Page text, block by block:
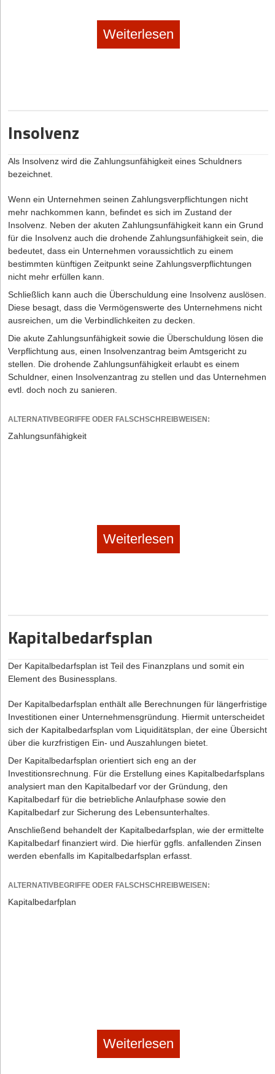
Weiterlesen
Insolvenz
Als Insolvenz wird die Zahlungsunfähigkeit eines Schuldners
bezeichnet.
Wenn ein Unternehmen seinen Zahlungsverpflichtungen nicht
mehr nachkommen kann, befindet es sich im Zustand der
Insolvenz. Neben der akuten Zahlungsunfähigkeit kann ein Grund
für die Insolvenz auch die drohende Zahlungsunfähigkeit sein, die
bedeutet, dass ein Unternehmen voraussichtlich zu einem
bestimmten künftigen Zeitpunkt seine Zahlungsverpflichtungen
nicht mehr erfüllen kann.
Schließlich kann auch die Überschuldung eine Insolvenz auslösen.
Diese besagt, dass die Vermögenswerte des Unternehmens nicht
ausreichen, um die Verbindlichkeiten zu decken.
Die akute Zahlungsunfähigkeit sowie die Überschuldung lösen die
Verpflichtung aus, einen Insolvenzantrag beim Amtsgericht zu
stellen. Die drohende Zahlungsunfähigkeit erlaubt es einem
Schuldner, einen Insolvenzantrag zu stellen und das Unternehmen
evtl. doch noch zu sanieren.
ALTERNATIVBEGRIFFE ODER FALSCHSCHREIBWEISEN:
Zahlungsunfähigkeit
Weiterlesen
Kapitalbedarfsplan
Der Kapitalbedarfsplan ist Teil des Finanzplans und somit ein
Element des Businessplans.
Der Kapitalbedarfsplan enthält alle Berechnungen für längerfristige
Investitionen einer Unternehmensgründung. Hiermit unterscheidet
sich der Kapitalbedarfsplan vom Liquiditätsplan, der eine Übersicht
über die kurzfristigen Ein- und Auszahlungen bietet.
Der Kapitalbedarfsplan orientiert sich eng an der
Investitionsrechnung. Für die Erstellung eines Kapitalbedarfsplans
analysiert man den Kapitalbedarf vor der Gründung, den
Kapitalbedarf für die betriebliche Anlaufphase sowie den
Kapitalbedarf zur Sicherung des Lebensunterhaltes.
Anschließend behandelt der Kapitalbedarfsplan, wie der ermittelte
Kapitalbedarf finanziert wird. Die hierfür ggfls. anfallenden Zinsen
werden ebenfalls im Kapitalbedarfsplan erfasst.
ALTERNATIVBEGRIFFE ODER FALSCHSCHREIBWEISEN:
Kapitalbedarfplan
Weiterlesen